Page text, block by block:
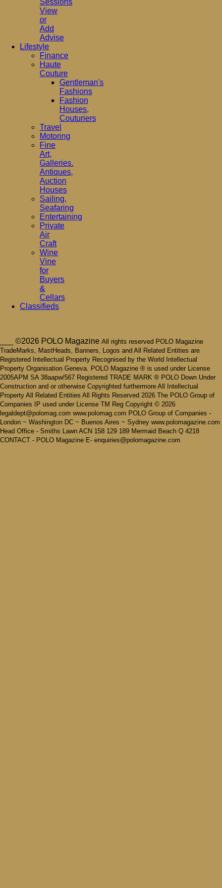
View
or
Add
Advise
Lifestyle
Finance
Haute
Couture
Gentleman's
Fashions
Fashion
Houses,
Couturiers
Travel
Motoring
Fine
Art,
Galleries.
Antiques,
Auction
Houses
Sailing,
Seafaring
Entertaining
Private
Air
Craft
Wine
Vine
for
Buyers
&
Cellars
Classifieds
___ ©2026 POLO Magazine All rights reserved POLO Magazine
TradeMarks, MastHeads, Banners, Logos and All Related Entities are
Registered Intellectual Property Recognised by the World Intellectual
Property Organisation Geneva. POLO Magazine ® is used under License
2005APM SA 38aapw/567 Registered TRADE MARK ® POLO Down Under
Construction and or otherwise Copyrighted furthermore All Intellectual
Property All Related Entities All Rights Reserved 2026 The POLO Group of
Companies IP used under License TM Reg Copyright © 2026
legaldept@polomag.com www.polomag.com POLO Group of Companies -
London ~ Washington DC ~ Buenos Aires ~ Sydney www.polomagazine.com
Head Office - Smiths Lawn ACN 158 129 189 Mermaid Beach Q 4218
CONTACT - POLO Magazine E- enquiries@polomagazine.com